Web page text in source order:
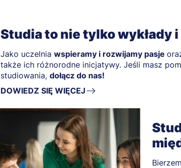
Studia to nie tylko wykłady
Jako uczelnia wspieramy i rozwijamy pasje
także ich różnorodne inicjatywy. Jeśli masz
studiowania, dołącz do nas!
DOWIEDZ SIĘ WIĘCEJ